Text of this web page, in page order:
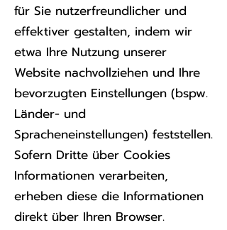
für Sie nutzerfreundlicher und
effektiver gestalten, indem wir
etwa Ihre Nutzung unserer
Website nachvollziehen und Ihre
bevorzugten Einstellungen (bspw.
Länder- und
Spracheneinstellungen) feststellen.
Sofern Dritte über Cookies
Informationen verarbeiten,
erheben diese die Informationen
direkt über Ihren Browser.